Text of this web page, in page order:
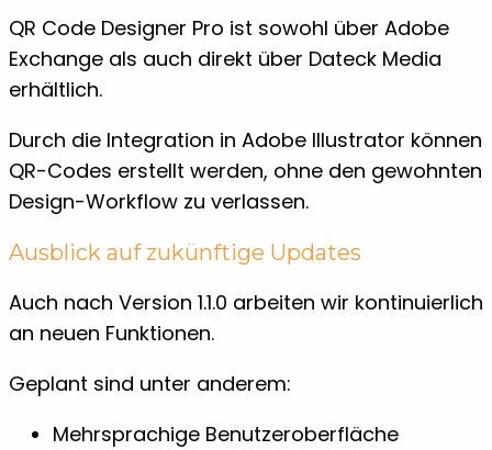
QR Code Designer Pro ist sowohl über Adobe
Exchange als auch direkt über Dateck Media
erhältlich.
Durch die Integration in Adobe Illustrator können
QR-Codes erstellt werden, ohne den gewohnten
Design-Workflow zu verlassen.
Ausblick auf zukünftige Updates
Auch nach Version 1.1.0 arbeiten wir kontinuierlich
an neuen Funktionen.
Geplant sind unter anderem:
Mehrsprachige Benutzeroberfläche